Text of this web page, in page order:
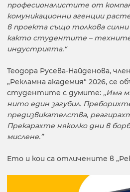
професионалистите от
комуникационни агенции
в проекта също толкова
както студентите –
индустрията.“
Теодора Русева-Найденова,
„Рекламна академия“ 2026, се
студентите с думите: ,,Има
нито един загубил.
предизвикателства,
Прекарахте няколко дни в
мислене.”
Ето и кои са отличените в